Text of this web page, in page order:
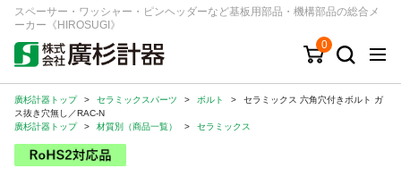
スペーサー・ワッシャー・ピンヘッダーなど基板用部品・機構部品の総合メ
ーカー《HIROSUGI》
0
キーワード 品番/シリーズ
商品カテゴリから探す
ジャンルから探す
廣杉計器トップ > セラミックスパーツ > ボルト >
セラミックス 六角穴付きボルト ガ
ス抜き穴無し／RAC-N
廣杉計器トップ
> 材質別（商品一覧） > セラミックス